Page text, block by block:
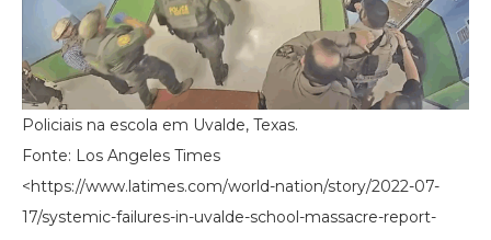
Policiais na escola em Uvalde, Texas.
Fonte: Los Angeles Times
<https://www.latimes.com/world-nation/story/2022-07-
17/systemic-failures-in-uvalde-school-massacre-report-